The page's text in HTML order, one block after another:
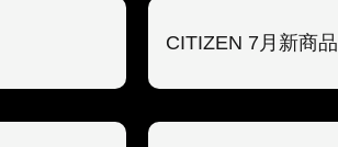
CITIZEN 7月新商品